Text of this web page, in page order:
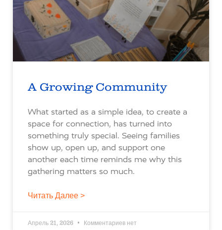
A Growing Community
What started as a simple idea, to create a
space for connection, has turned into
something truly special. Seeing families
show up, open up, and support one
another each time reminds me why this
gathering matters so much.
Читать Далее >
Апрель 21, 2026 Комментариев нет